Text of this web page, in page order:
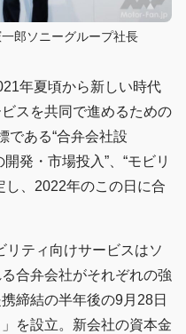
郎ソニーグループ社長
年夏頃から新しい時代
スを共同で進めるための
である“合弁会社設
発・市場投入”、“モビリ
し、2022年のこの日に合
リティ向けサービスはソ
合弁会社がそれぞれの強
締結の半年後の9月28日
を設立。新会社の資本金